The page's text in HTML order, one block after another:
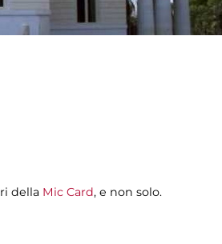
della Mic Card, e non solo.